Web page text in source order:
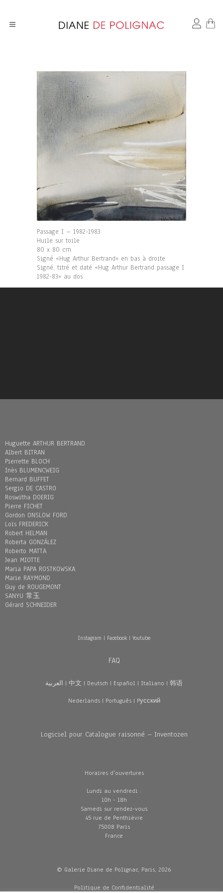
Passage I – 1982-1983
Huile sur toile
80 x 80 cm
Signé «Hug Arthur Bertrand» en bas à droite
Signé, titré et daté «Hug Arthur Bertrand passage I
1982-83» au dos
Huguette ARTHUR BERTRAND
Albert BITRAN
Pierrette BLOCH
Inès BLUMENCWEIG
Bernard BUFFET
Sergio DE CASTRO
Roswitha DOERIG
Pierre FICHET
Gordon ONSLOW FORD
Loïs FREDERICK
Robert HELMAN
Roberta GONZÁLEZ
Roberto MATTA
Jean MIOTTE
Maria PAPA ROSTKOWSKA
Marie RAYMOND
Guy de ROUGEMONT
SANYU 常玉
Gérard SCHNEIDER
Instagram | Facebook| Youtube
FAQ
العربية | 中文 | Deutsch | Español | Italiano | 韩语
Nederlands| Português| Pусский
Logiciel pour Catalogue raisonné – Inventozen
Horaires d'ouvertures
Lundi au vendredi :
10h - 18h
Samedi sur rendez-vous
45 rue de Penthièvre
75008 Paris
France
© Galerie Diane de Polignac, Paris, 2026
Politique de Confidentialité